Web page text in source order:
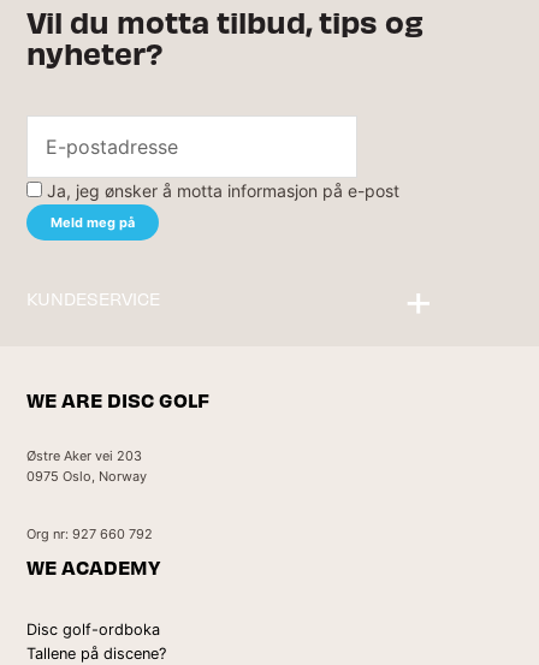
Vil du motta tilbud, tips og
nyheter?
Ja, jeg ønsker å motta informasjon på e-post
KUNDESERVICE
WE ARE DISC GOLF
Østre Aker vei 203
0975 Oslo, Norway
Org nr: 927 660 792
WE ACADEMY
Disc golf-ordboka
Tallene på discene?